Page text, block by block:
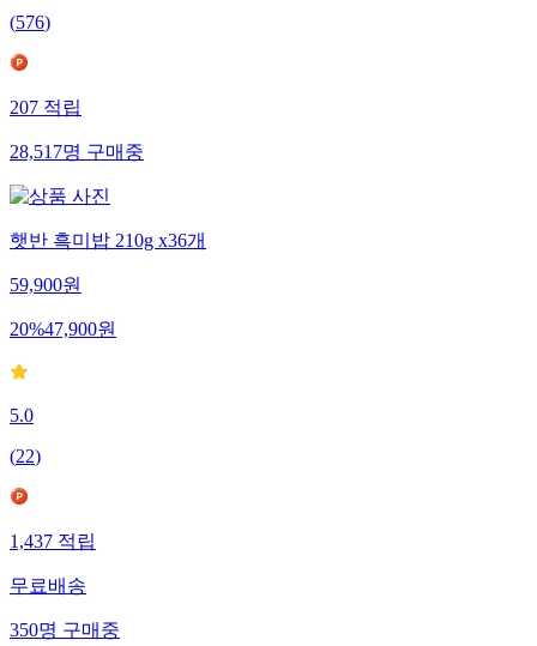
(576)
207적립
28,517명구매중
햇반 흑미밥 210g x36개
59,900원
20%47,900원
5.0
(22)
1,437적립
무료배송
350명구매중